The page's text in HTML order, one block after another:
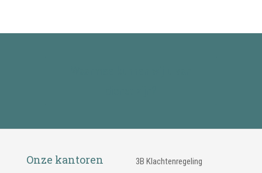
Onze kantoren 3B Klachtenregeling